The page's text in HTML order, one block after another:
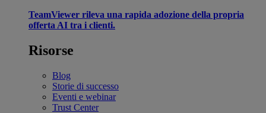
TeamViewer rileva una rapida adozione della propria
offerta AI tra i clienti.
Risorse
Blog
Storie di successo
Eventi e webinar
Trust Center